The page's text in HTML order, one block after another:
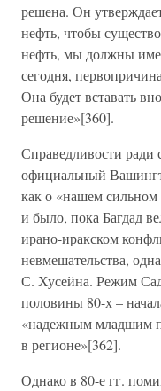
решена. Он
нефть, чтобы
нефть, мы должны
сегодня,
Она будет вставать
решение»[360].
Справедливости ради
официальный
как о «нашем сильном
и было, пока Багдад
ирано-иракском
невмешательства,
С. Хусейна. Режим
половины 80-х –
«надежным младшим
в регионе»[362].
Однако в 80-е гг.